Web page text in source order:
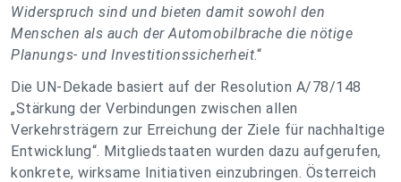
Widerspruch sind und bieten damit sowohl den
Menschen als auch der Automobilbrache die nötige
Planungs- und Investitionssicherheit.“
Die UN-Dekade basiert auf der Resolution A/78/148
„Stärkung der Verbindungen zwischen allen
Verkehrsträgern zur Erreichung der Ziele für nachhaltige
Entwicklung“. Mitgliedstaaten wurden dazu aufgerufen,
konkrete, wirksame Initiativen einzubringen. Österreich